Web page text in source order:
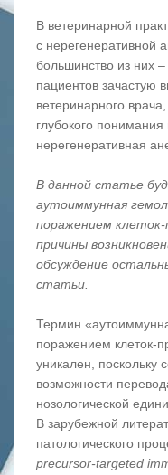
В ветеринарной
с нерегенеративной
большинство из них
пациентов зачастую
ветеринарного
глубокого
нерегенеративная
В данной статье
аутоиммунная
поражением клеток-
причины
обсуждение
статьи.
Термин
поражением клеток-
уникален, поскольку
возможности
нозологической
В зарубежной
патологического
precursor-targeted